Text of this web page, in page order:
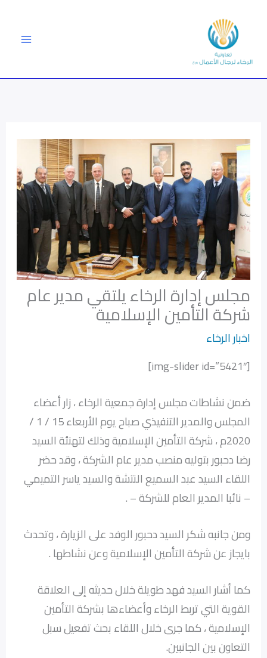
المحتوى
مجلس إدارة الرخاء يلتقي مدير عام
شركة التأمين الإسلامية
اخبار الرخاء
[img-slider id=”5421″]
ضمن نشاطات مجلس إدارة جمعية الرخاء ، زار أعضاء
المجلس والمدير التنفيذي صباح يوم الأربعاء 15 / 1 /
2020م ، شركة التأمين الإسلامية وذلك لتهنئة السيد
رضا دحبور بتوليه منصب مدير عام الشركة ، وقد حضر
اللقاء السيد عبد السميع النتشة والسيد ياسر التميمي
– نائبا المدير العام للشركة – .
ومن جانبه شكر السيد دحبور الوفد على الزيارة ، وتحدث
بايجاز عن شركة التأمين الإسلامية وعن نشاطها .
كما أشار السيد فهد طويلة خلال حديثه إلى العلاقة
القوية التي تربط الرخاء وأعضاءها بشركة التأمين
الإسلامية ، كما جرى خلال اللقاء بحث تفعيل سبل
التعاون بين الجانبين.